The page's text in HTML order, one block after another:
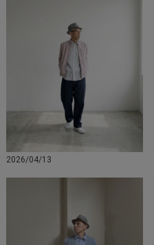
2026/04/13